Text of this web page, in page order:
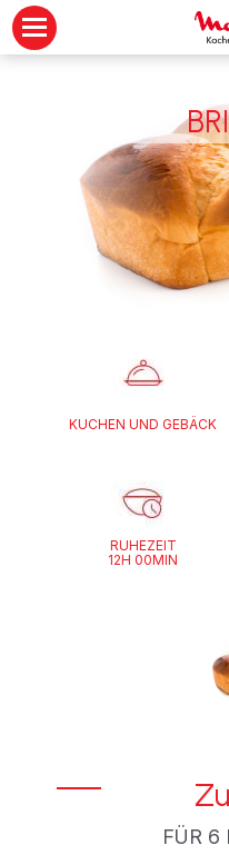
KUCHEN UND GEBÄCK
RUHEZEIT
12H 00MIN
FÜR 6